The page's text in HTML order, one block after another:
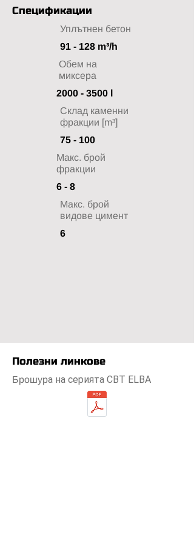
Спецификации
Уплътнен бетон
91 - 128 m³/h
Обем на
миксера
2000 - 3500 l
Склад каменни
фракции [m³]
75 - 100
Макс. брой
фракции
6 - 8
Макс. брой
видове цимент
6
Полезни линкове
Брошура на серията CBT ELBA